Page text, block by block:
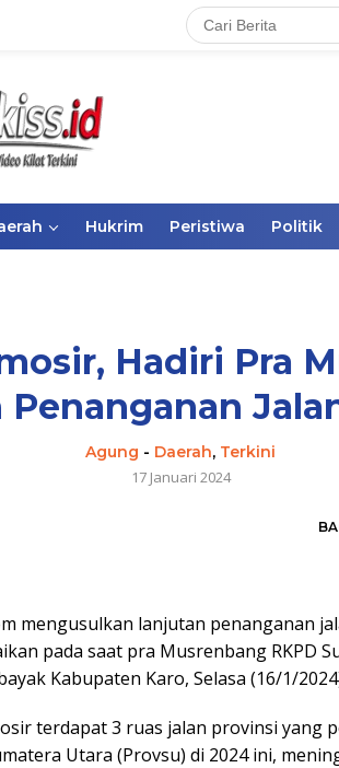
Hukrim Peristiwa Politik
Hadiri Pra
Penanganan
Agung - Daerah, Terkini
17 Januari 2024
mengusulkan lanjutan penanganan
pada saat pra Musrenbang RKPD
Kabupaten Karo, Selasa (16/1/
terdapat 3 ruas jalan provinsi yang
Utara (Provsu) di 2024 ini,